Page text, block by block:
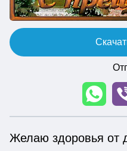
Желаю здоровья от